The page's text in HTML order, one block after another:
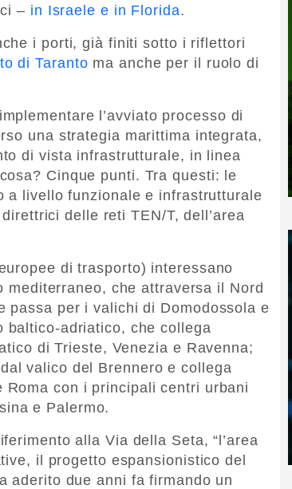
– in Israele e in Florida.
i porti, già finiti sotto i riflettori
di Taranto ma anche per il ruolo di
l’avviato processo di
una strategia marittima integrata,
di vista infrastrutturale, in linea
Cinque punti. Tra questi: le
a livello funzionale e infrastrutturale
delle reti TEN/T, dell’area
di trasporto) interessano
mediterraneo, che attraversa il Nord
passa per i valichi di Domodossola e
baltico-adriatico, che collega
di Trieste, Venezia e Ravenna;
valico del Brennero e collega
con i principali centri urbani
e Palermo.
alla Via della Seta, “l’area
il progetto espansionistico del
aderito due anni fa firmando un